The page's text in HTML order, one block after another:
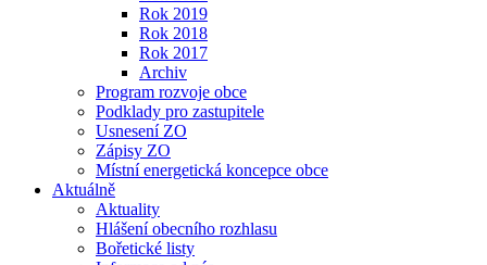
Rok 2019
Rok 2018
Rok 2017
Archiv
Program rozvoje obce
Podklady pro zastupitele
Usnesení ZO
Zápisy ZO
Místní energetická koncepce obce
Aktuálně
Aktuality
Hlášení obecního rozhlasu
Bořetické listy